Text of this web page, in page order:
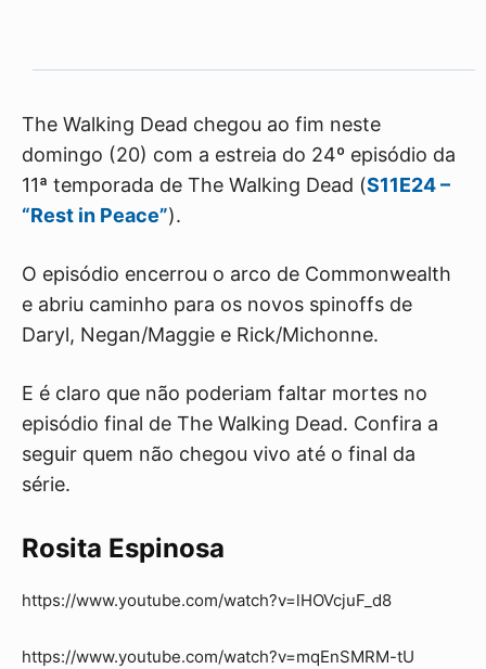
The Walking Dead chegou ao fim neste
domingo (20) com a estreia do 24º episódio da
11ª temporada de The Walking Dead (S11E24 –
“Rest in Peace”).
O episódio encerrou o arco de Commonwealth
e abriu caminho para os novos spinoffs de
Daryl, Negan/Maggie e Rick/Michonne.
E é claro que não poderiam faltar mortes no
episódio final de The Walking Dead. Confira a
seguir quem não chegou vivo até o final da
série.
Rosita Espinosa
https://www.youtube.com/watch?v=lHOVcjuF_d8
https://www.youtube.com/watch?v=mqEnSMRM-tU